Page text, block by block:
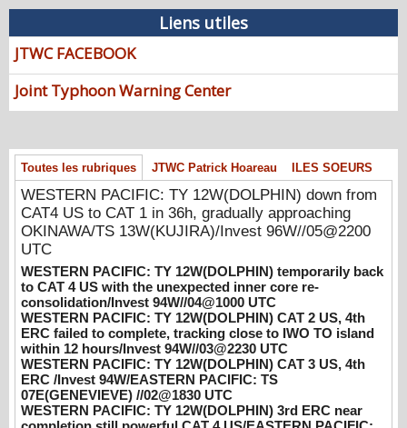
08/07/2026 -PATRICK HOAREAU
WESTERN PACIFIC: TY 12W(DOLPHIN)
down from CAT4 US to CAT 1 in 36h,
gradually approaching OKINAWA/TS
13W(KUJIRA)/Invest 96W//05@2200 UTC
08/06/2026 -PATRICK HOAREAU
WESTERN PACIFIC: TY 12W(DOLPHIN)
temporarily back to CAT 4 US with the
unexpected inner core re-
consolidation/Invest 94W//04@1000 UTC
08/04/2026 -PATRICK HOAREAU
WESTERN PACIFIC: TY 12W(DOLPHIN)
CAT 2 US, 4th ERC failed to complete,
tracking close to IWO TO island within 12
hours/Invest 94W//03@2230 UTC
08/04/2026 -PATRICK HOAREAU
WESTERN PACIFIC: TY 12W(DOLPHIN)
CAT 3 US, 4th ERC /Invest 94W/EASTERN
PACIFIC: TS 07E(GENEVIEVE) //02@1830
UTC
Liens utiles
JTWC FACEBOOK
Joint Typhoon Warning Center
Toutes les rubriques JTWC Patrick Hoareau ILES SOEURS
WESTERN PACIFIC: TY 12W(DOLPHIN) down from
CAT4 US to CAT 1 in 36h, gradually approaching
OKINAWA/TS 13W(KUJIRA)/Invest 96W//05@2200
UTC
WESTERN PACIFIC: TY 12W(DOLPHIN) temporarily back
to CAT 4 US with the unexpected inner core re-
consolidation/Invest 94W//04@1000 UTC
WESTERN PACIFIC: TY 12W(DOLPHIN) CAT 2 US, 4th
ERC failed to complete, tracking close to IWO TO island
within 12 hours/Invest 94W//03@2230 UTC
WESTERN PACIFIC: TY 12W(DOLPHIN) CAT 3 US, 4th
ERC /Invest 94W/EASTERN PACIFIC: TS
07E(GENEVIEVE) //02@1830 UTC
WESTERN PACIFIC: TY 12W(DOLPHIN) 3rd ERC near